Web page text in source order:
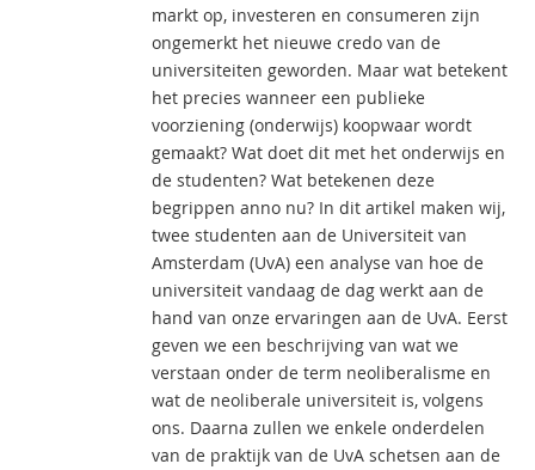
markt op, investeren en consumeren zijn
ongemerkt het nieuwe credo van de
universiteiten geworden. Maar wat betekent
het precies wanneer een publieke
voorziening (onderwijs) koopwaar wordt
gemaakt? Wat doet dit met het onderwijs en
de studenten? Wat betekenen deze
begrippen anno nu? In dit artikel maken wij,
twee studenten aan de Universiteit van
Amsterdam (UvA) een analyse van hoe de
universiteit vandaag de dag werkt aan de
hand van onze ervaringen aan de UvA. Eerst
geven we een beschrijving van wat we
verstaan onder de term neoliberalisme en
wat de neoliberale universiteit is, volgens
ons. Daarna zullen we enkele onderdelen
van de praktijk van de UvA schetsen aan de